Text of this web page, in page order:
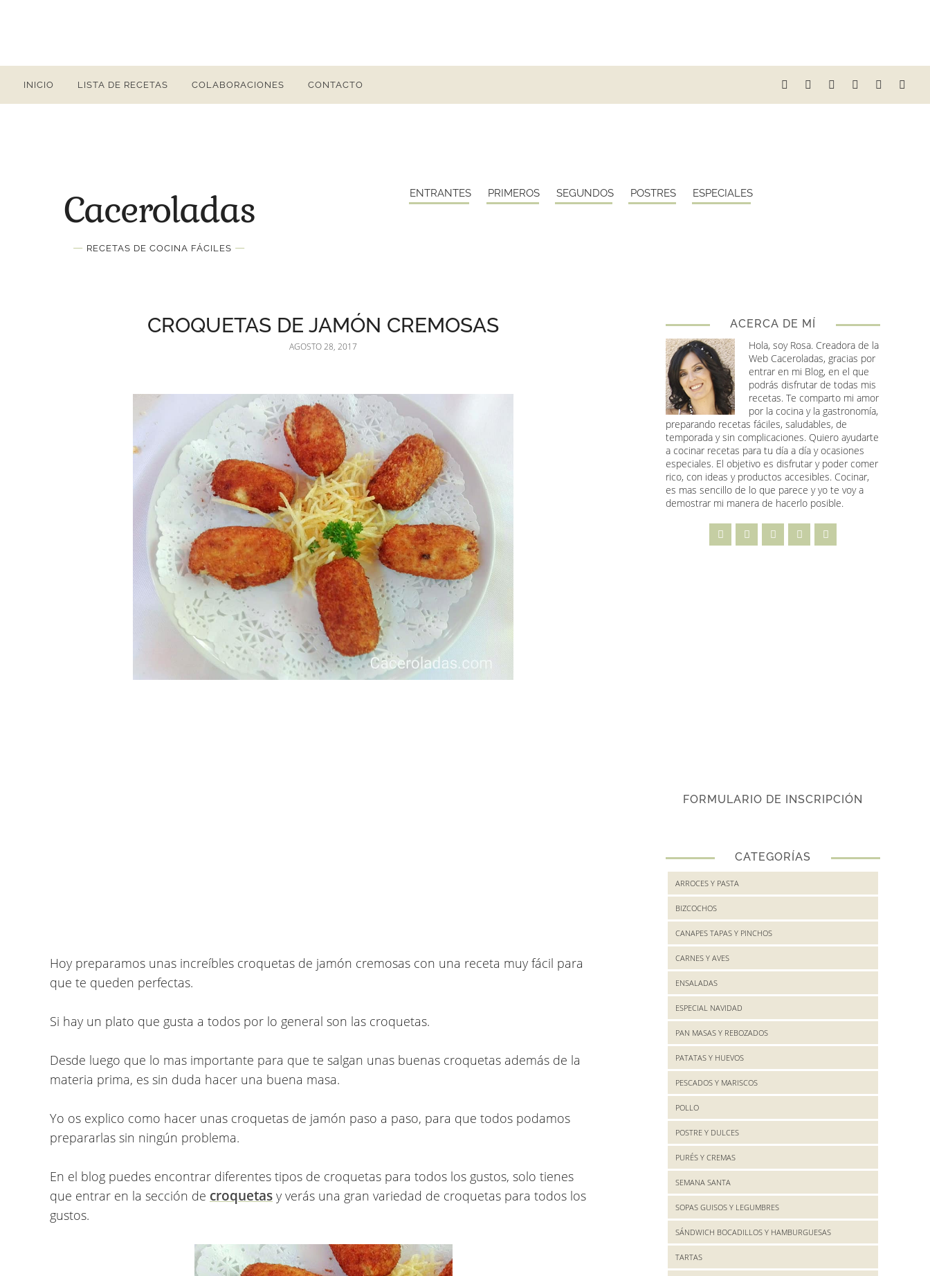
INICIO LISTA DE RECETAS COLABORACIONES CONTACTO
Caceroladas
— RECETAS DE COCINA FÁCILES —
ENTRANTES PRIMEROS SEGUNDOS POSTRES ESPECIALES
CROQUETAS DE JAMÓN CREMOSAS
AGOSTO 28, 2017
Hoy preparamos unas increíbles croquetas de jamón cremosas con una receta muy fácil para
que te queden perfectas.
Si hay un plato que gusta a todos por lo general son las croquetas.
Desde luego que lo mas importante para que te salgan unas buenas croquetas además de la
materia prima, es sin duda hacer una buena masa.
Yo os explico como hacer unas croquetas de jamón paso a paso, para que todos podamos
prepararlas sin ningún problema.
En el blog puedes encontrar diferentes tipos de croquetas para todos los gustos, solo tienes
que entrar en la sección de croquetas y verás una gran variedad de croquetas para todos los
gustos.
ACERCA DE MÍ
Hola, soy Rosa. Creadora de la
Web Caceroladas, gracias por
entrar en mi Blog, en el que
podrás disfrutar de todas mis
recetas. Te comparto mi amor
por la cocina y la gastronomía,
preparando recetas fáciles, saludables, de
temporada y sin complicaciones. Quiero ayudarte
a cocinar recetas para tu día a día y ocasiones
especiales. El objetivo es disfrutar y poder comer
rico, con ideas y productos accesibles. Cocinar,
es mas sencillo de lo que parece y yo te voy a
demostrar mi manera de hacerlo posible.
FORMULARIO DE INSCRIPCIÓN
CATEGORÍAS
ARROCES Y PASTA
BIZCOCHOS
CANAPES TAPAS Y PINCHOS
CARNES Y AVES
ENSALADAS
ESPECIAL NAVIDAD
PAN MASAS Y REBOZADOS
PATATAS Y HUEVOS
PESCADOS Y MARISCOS
POLLO
POSTRE Y DULCES
PURÉS Y CREMAS
SEMANA SANTA
SOPAS GUISOS Y LEGUMBRES
SÁNDWICH BOCADILLOS Y HAMBURGUESAS
TARTAS